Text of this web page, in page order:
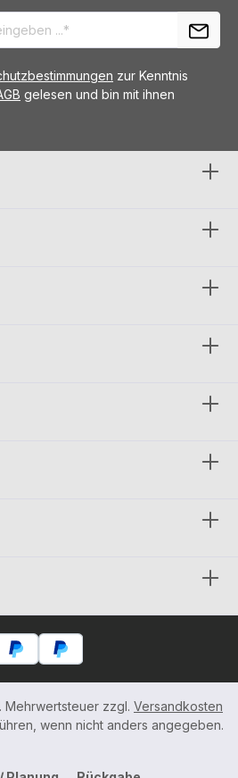
zur Kenntnis
gelesen und bin mit ihnen
Mehrwertsteuer zzgl. Versandkosten
wenn nicht anders angegeben.